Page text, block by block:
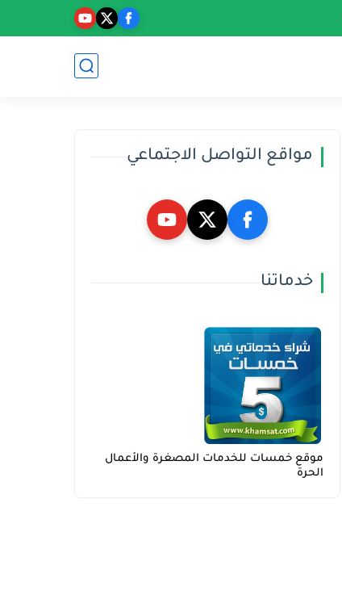
مواقع التواصل الاجتماعي
خدماتنا
موقع خمسات للخدمات المصغرة والأعمال
الحرة